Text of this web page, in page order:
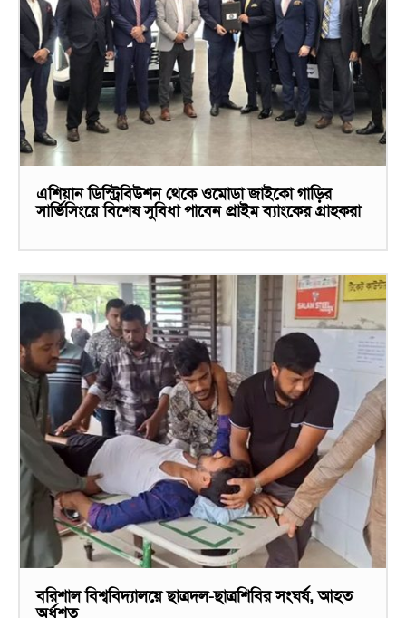
এশিয়ান ডিস্ট্রিবিউশন থেকে ওমোডা জাইকো গাড়ির
সার্ভিসিংয়ে বিশেষ সুবিধা পাবেন প্রাইম ব্যাংকের গ্রাহকরা
বরিশাল বিশ্ববিদ্যালয়ে ছাত্রদল-ছাত্রশিবির সংঘর্ষ, আহত
অর্ধশত